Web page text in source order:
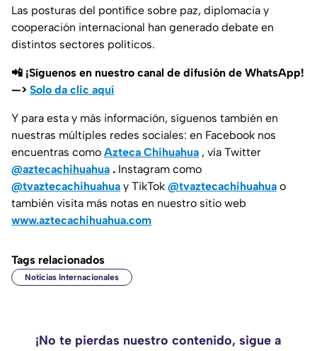
Las posturas del pontífice sobre paz, diplomacia y
cooperación internacional han generado debate en
distintos sectores políticos.
📲 ¡Síguenos en nuestro canal de difusión de WhatsApp!
—> Solo da clic aquí
Y para esta y más información, síguenos también en
nuestras múltiples redes sociales: en Facebook nos
encuentras como Azteca Chihuahua , vía Twitter
@aztecachihuahua . Instagram como
@tvaztecachihuahua y TikTok @tvaztecachihuahua o
también visita más notas en nuestro sitio web
www.aztecachihuahua.com
Tags relacionados
Noticias Internacionales
¡No te pierdas nuestro contenido, sigue a